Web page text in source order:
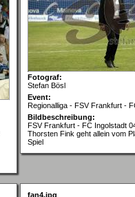
Fotograf:
Stefan Bösl
Event:
Regionalliga - FSV Frankfurt -
Bildbeschreibung:
FSV Frankfurt - FC Ingolstadt
Thorsten Fink geht allein vom
Spiel
fan4.jpg